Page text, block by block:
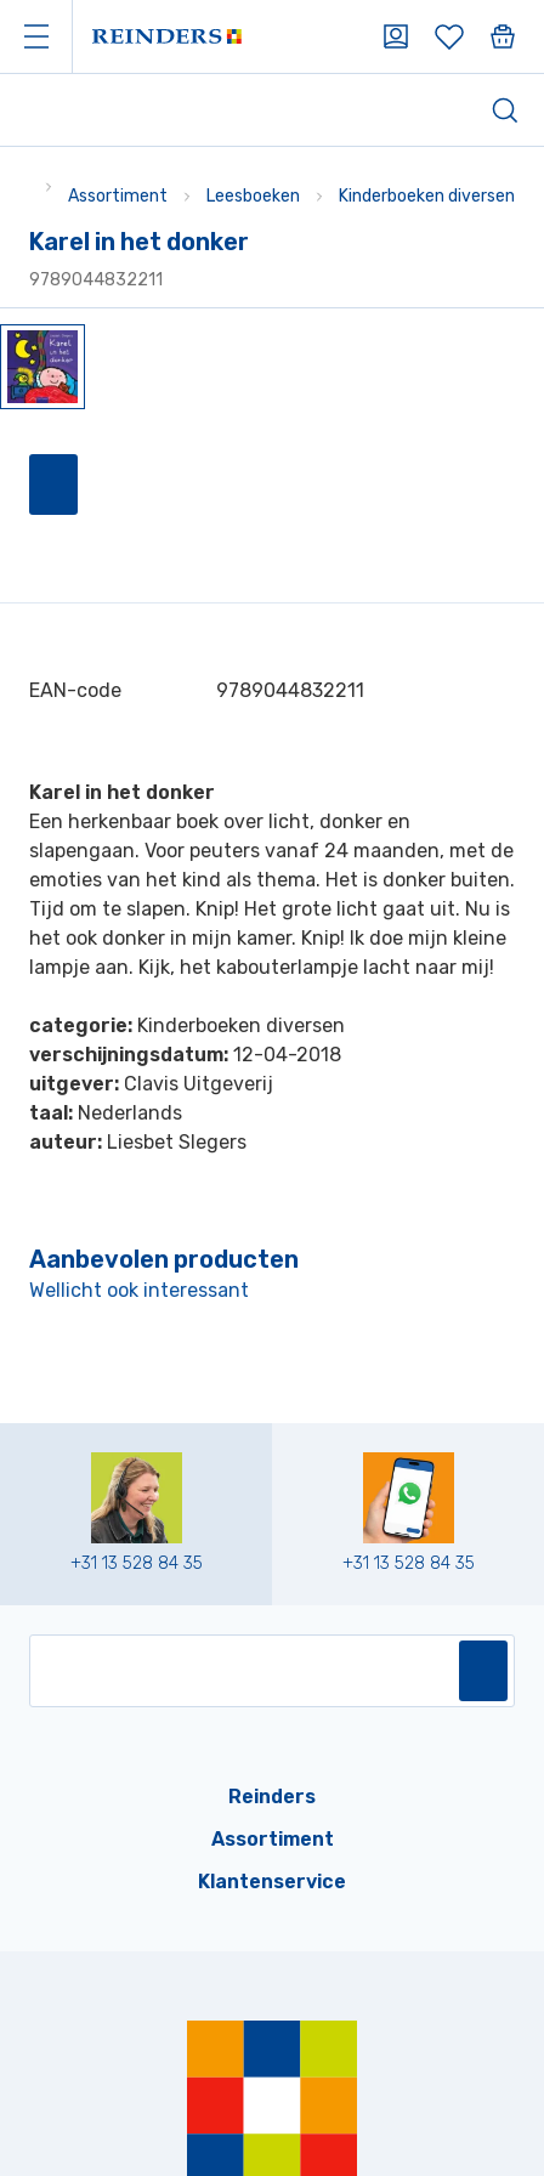
Assortiment Leesboeken Kinderboeken diversen
Karel in het donker
9789044832211
EAN-code 9789044832211
Karel in het donker
Een herkenbaar boek over licht, donker en
slapengaan. Voor peuters vanaf 24 maanden, met de
emoties van het kind als thema. Het is donker buiten.
Tijd om te slapen. Knip! Het grote licht gaat uit. Nu is
het ook donker in mijn kamer. Knip! Ik doe mijn kleine
lampje aan. Kijk, het kabouterlampje lacht naar mij!
categorie: Kinderboeken diversen
verschijningsdatum: 12-04-2018
uitgever: Clavis Uitgeverij
taal: Nederlands
auteur: Liesbet Slegers
Aanbevolen producten
Wellicht ook interessant
+31 13 528 84 35 +31 13 528 84 35
Reinders
Assortiment
Klantenservice